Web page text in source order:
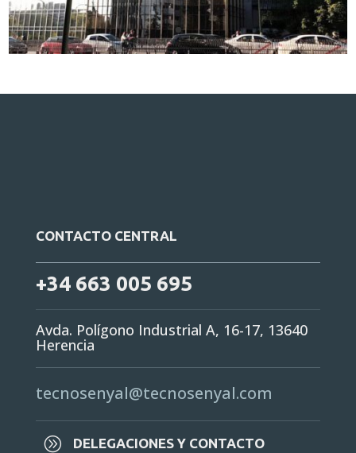
CONTACTO CENTRAL
+34 663 005 695
Avda. Polígono Industrial A, 16-17, 13640
Herencia
tecnosenyal@tecnosenyal.com
A DELEGACIONES Y CONTACTO